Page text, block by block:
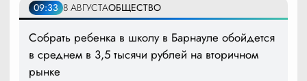
09:33 8 АВГУСТАОБЩЕСТВО
Собрать ребенка в школу в Барнауле обойдется
в среднем в 3,5 тысячи рублей на вторичном
рынке